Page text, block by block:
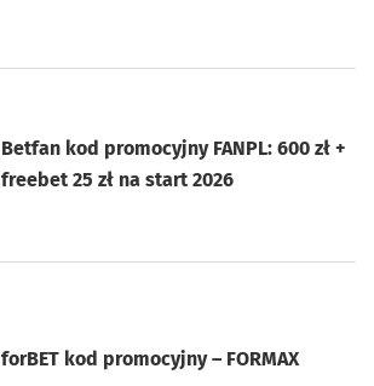
Betfan kod promocyjny FANPL: 600 zł +
freebet 25 zł na start 2026
forBET kod promocyjny – FORMAX